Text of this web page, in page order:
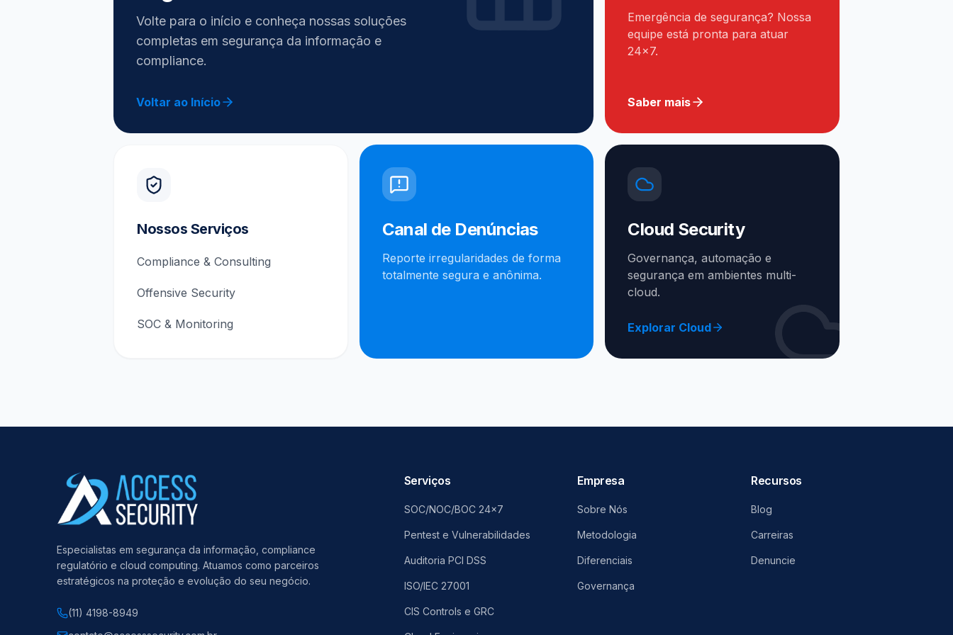
Volte para o início e conheça nossas soluções
completas em segurança da informação e
compliance.
Voltar ao Início
Emergência de segurança? Nossa
equipe está pronta para atuar
24x7.
Saber mais
Nossos Serviços
Compliance & Consulting
Offensive Security
SOC & Monitoring
Canal de Denúncias
Reporte irregularidades de forma
totalmente segura e anônima.
Cloud Security
Governança, automação e
segurança em ambientes multi-
cloud.
Explorar Cloud
Especialistas em segurança da informação, compliance
regulatório e cloud computing. Atuamos como parceiros
estratégicos na proteção e evolução do seu negócio.
(11) 4198-8949
Serviços
SOC/NOC/BOC 24x7
Pentest e Vulnerabilidades
Auditoria PCI DSS
ISO/IEC 27001
CIS Controls e GRC
Empresa
Sobre Nós
Metodologia
Diferenciais
Governança
Recursos
Blog
Carreiras
Denuncie